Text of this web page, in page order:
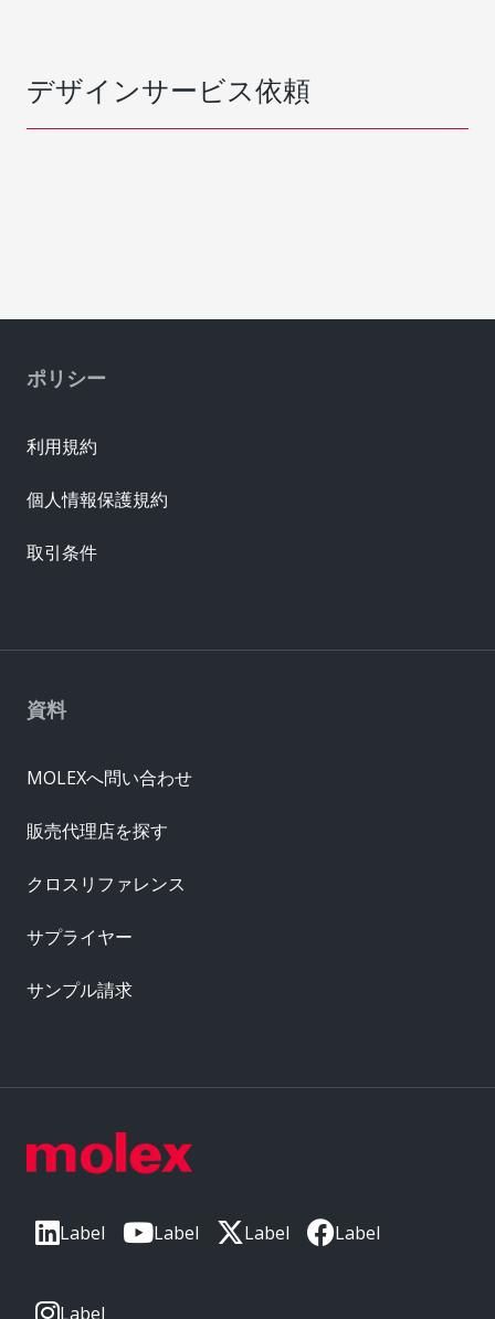
デザインサービス依頼
Label Label Label Label
Label
資料
MOLEXへ問い合わせ
販売代理店を探す
クロスリファレンス
サプライヤー
サンプル請求
ポリシー
利用規約
個人情報保護規約
取引条件